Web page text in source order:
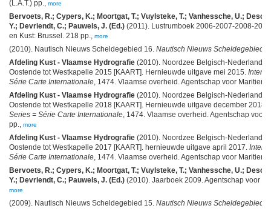
(L.A.T.) pp., more
Bervoets, R.; Cypers, K.; Moortgat, T.; Vuylsteke, T.; Vanhessche, U.;
Y.; Devriendt, C.; Pauwels, J. (Ed.) (2011). Lustrumboek 2006-2007-2008-
en Kust: Brussel. 218 pp.,
more
(2010). Nautisch Nieuws Scheldegebied 16. Nautisch Nieuws Scheldegebied
Afdeling Kust - Vlaamse Hydrografie (2010). Noordzee Belgisch-
Oostende tot Westkapelle 2015 [KAART]. Hernieuwde uitgave mei 2015.
Série Carte Internationale , 1474. Vlaamse overheid. Agentschap voor
Afdeling Kust - Vlaamse Hydrografie (2010). Noordzee Belgisch-
Oostende tot Westkapelle 2018 [KAART]. Hernieuwde uitgave december 2018.
Series = Série Carte Internationale , 1474. Vlaamse overheid. Agentschap
pp.,
more
Afdeling Kust - Vlaamse Hydrografie (2010). Noordzee Belgisch-
Oostende tot Westkapelle 2017 [KAART]. hernieuwde uitgave april 2017.
Série Carte Internationale , 1474. Vlaamse overheid. Agentschap voor
Bervoets, R.; Cypers, K.; Moortgat, T.; Vuylsteke, T.; Vanhessche, U.;
Y.; Devriendt, C.; Pauwels, J. (Ed.) (2010). Jaarboek 2009. Agentschap voor
more
(2009). Nautisch Nieuws Scheldegebied 15. Nautisch Nieuws Scheldegebied